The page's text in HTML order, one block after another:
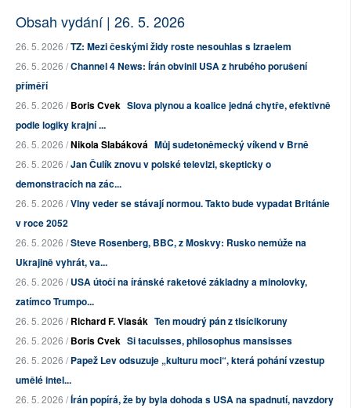
Obsah vydání | 26. 5. 2026
26. 5. 2026 /TZ: Mezi českými židy roste nesouhlas s Izraelem
26. 5. 2026 /Channel 4 News: Írán obvinil USA z hrubého porušení
příměří
26. 5. 2026 /Boris Cvek Slova plynou a koalice jedná chytře, efektivně
podle logiky krajní ...
26. 5. 2026 /Nikola Slabáková Můj sudetoněmecký víkend v Brně
26. 5. 2026 /Jan Čulík znovu v polské televizi, skepticky o
demonstracích na zác...
26. 5. 2026 /Vlny veder se stávají normou. Takto bude vypadat Británie
v roce 2052
26. 5. 2026 /Steve Rosenberg, BBC, z Moskvy: Rusko nemůže na
Ukrajině vyhrát, va...
26. 5. 2026 /USA útočí na íránské raketové základny a minolovky,
zatímco Trumpo...
26. 5. 2026 /Richard F. Vlasák Ten moudrý pán z tisícikoruny
26. 5. 2026 /Boris Cvek Si tacuisses, philosophus mansisses
26. 5. 2026 /Papež Lev odsuzuje „kulturu moci“, která pohání vzestup
umělé intel...
26. 5. 2026 /Írán popírá, že by byla dohoda s USA na spadnutí, navzdory